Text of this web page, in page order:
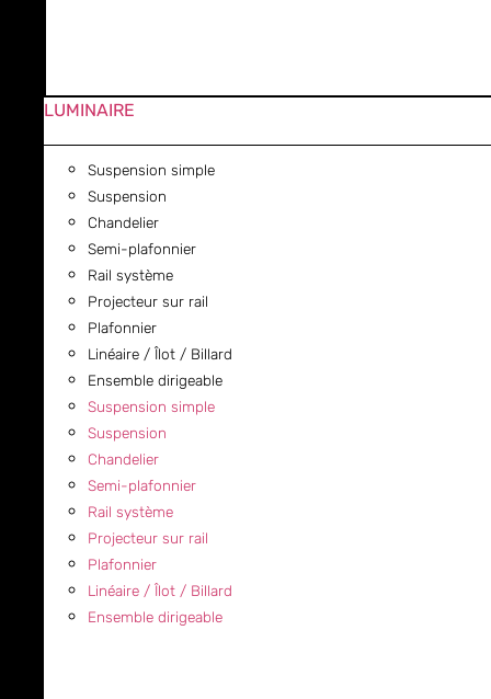
LUMINAIRE
Suspension simple
Suspension
Chandelier
Semi-plafonnier
Rail système
Projecteur sur rail
Plafonnier
Linéaire / Îlot / Billard
Ensemble dirigeable
Suspension simple
Suspension
Chandelier
Semi-plafonnier
Rail système
Projecteur sur rail
Plafonnier
Linéaire / Îlot / Billard
Ensemble dirigeable